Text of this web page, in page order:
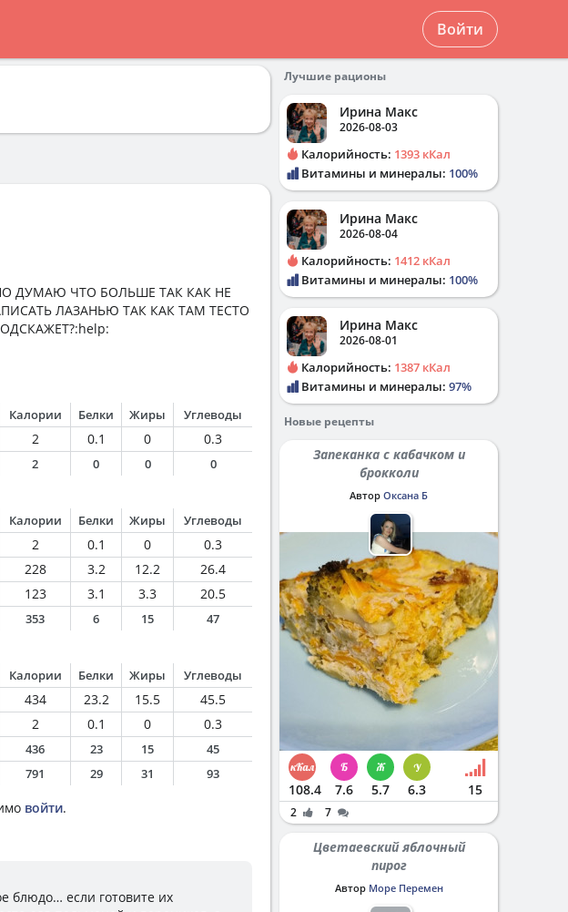
Войти
ДУМАЮ ЧТО БОЛЬШЕ ТАК КАК НЕ
ЛАЗАНЬЮ ТАК КАК ТАМ ТЕСТО
Калории Белки Жиры Углеводы
2 0.1 0
0.3
2 0 0 0
Калории Белки Жиры Углеводы
2 0.1 0
0.3
228 3.2 12.2
26.4
123 3.1 3.3
20.5
353 6 15 47
Калории Белки Жиры Углеводы
434 23.2 15.5
45.5
2 0.1 0
0.3
436 23 15 45
791 29 31 93
войти.
блюдо… если готовите их
Лучшие рационы
Ирина Макс
2026-08-03
Калорийность: 1393 кКал
Витамины и минералы: 100%
Ирина Макс
2026-08-04
Калорийность: 1412 кКал
Витамины и минералы: 100%
Ирина Макс
2026-08-01
Калорийность: 1387 кКал
Витамины и минералы: 97%
Новые рецепты
Запеканка с кабачком и
брокколи
Автор Оксана Б
108.4 7.6 5.7 6.3 15
2 7
Цветаевский яблочный
пирог
Автор Море Перемен